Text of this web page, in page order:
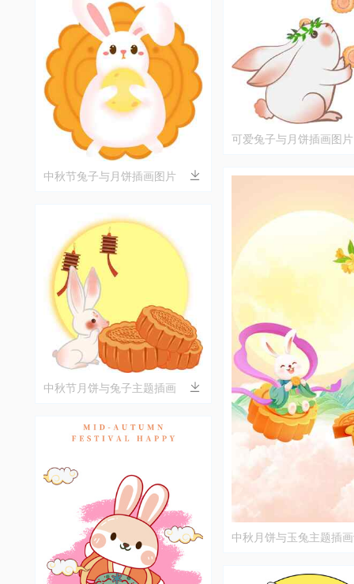
中秋节兔子与月饼插画图片
中秋节月饼与兔子主题插画
可爱兔子与月饼插画图片
中秋月饼与玉兔主题插